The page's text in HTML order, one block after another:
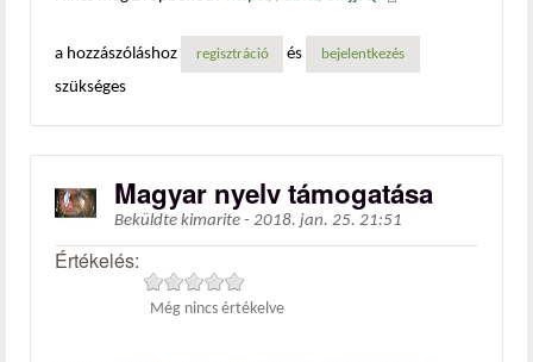
a hozzászóláshoz
regisztráció és bejelentkezés
szükséges
Magyar nyelv támogatása
Beküldte kimarite - 2018. jan. 25. 21:51
Értékelés:
Még nincs értékelve